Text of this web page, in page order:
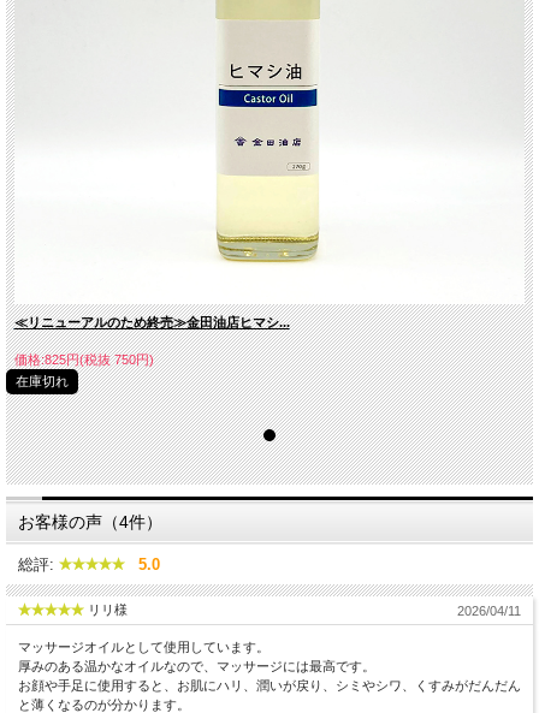
≪リニューアルのため終売≫金田油店ヒマシ...
価格:825円(税抜 750円)
在庫切れ
お客様の声（4件）
総評: 5.0
リリ様 2026/04/11
マッサージオイルとして使用しています。
厚みのある温かなオイルなので、マッサージには最高です。
お顔や手足に使用すると、お肌にハリ、潤いが戻り、シミやシワ、くすみがだんだん
と薄くなるのが分かります。